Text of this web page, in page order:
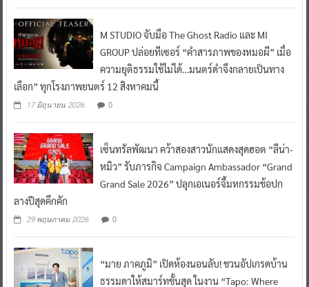
M STUDIO จับมือ The Ghost Radio และ MI
GROUP ปล่อยทีเซอร์ “คำสารภาพของหมอผี” เมื่อ
ความยุติธรรมใช้ไม่ได้…มนตร์ดำจึงกลายเป็นทาง
เลือก” ทุกโรงภาพยนตร์ 12 สิงหาคมนี้
17 มิถุนายน 2026 0
เซ็นทรัลพัฒนา คว้าสองสาวนักแสดงสุดฮอต “ลีน่า-
หมิว” รับภารกิจ Campaign Ambassador “Grand
Grand Sale 2026” ปลุกเอเนอร์จี้มหกรรมช้อปก
ลางปีสุดคึกคัก
29 พฤษภาคม 2026 0
“มาย ภาคภูมิ” เปิดห้องนอนลับ! ชวนอัปเกรดบ้าน
ธรรมดาให้สมาร์ทขั้นสุด ในงาน “Tapo: Where